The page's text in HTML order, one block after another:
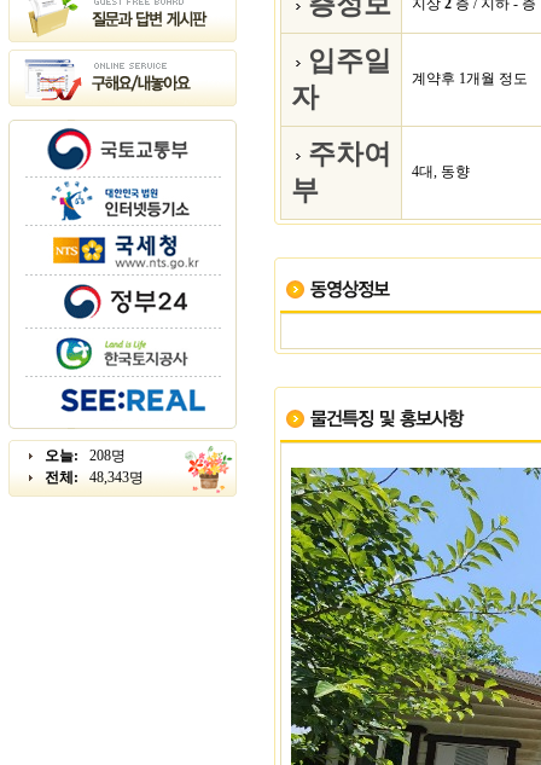
오늘:
208명
전체:
48,343명
지상 2층 / 지하 - 층
입주일
자
계약후 1개월 정도
주차여
부
4대, 동향